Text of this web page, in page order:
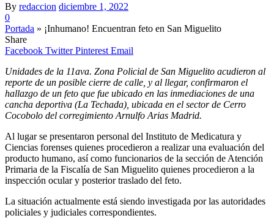
By redaccion diciembre 1, 2022
0
Portada » ¡Inhumano! Encuentran feto en San Miguelito
Share
Facebook Twitter Pinterest Email
Unidades de la 11ava. Zona Policial de San Miguelito acudieron al
reporte de un posible cierre de calle, y al llegar, confirmaron el
hallazgo de un feto que fue ubicado en las inmediaciones de una
cancha deportiva (La Techada), ubicada en el sector de Cerro
Cocobolo del corregimiento Arnulfo Arias Madrid.
Al lugar se presentaron personal del Instituto de Medicatura y
Ciencias forenses quienes procedieron a realizar una evaluación del
producto humano, así como funcionarios de la sección de Atención
Primaria de la Fiscalía de San Miguelito quienes procedieron a la
inspección ocular y posterior traslado del feto.
La situación actualmente está siendo investigada por las autoridades
policiales y judiciales correspondientes.